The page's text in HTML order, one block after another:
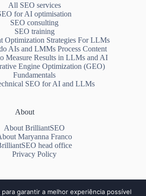
All SEO services
for AI optimisation
SEO consulting
SEO training
Optimization Strategies For LLMs
AIs and LMMs Process Content
Measure Results in LLMs and AI
Engine Optimization (GEO)
Fundamentals
SEO for AI and LLMs
About
About BrilliantSEO
Maryanna Franco
head office
Privacy Policy
Contact us!
garantir a melhor experiência possível